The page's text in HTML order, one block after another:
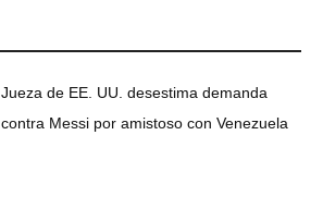
Jueza de EE. UU. desestima demanda
contra Messi por amistoso con Venezuela